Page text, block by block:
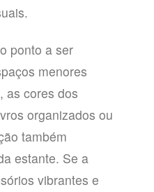
ponto a ser
menores
as cores dos
organizados ou
também
estante. Se a
vibrantes e